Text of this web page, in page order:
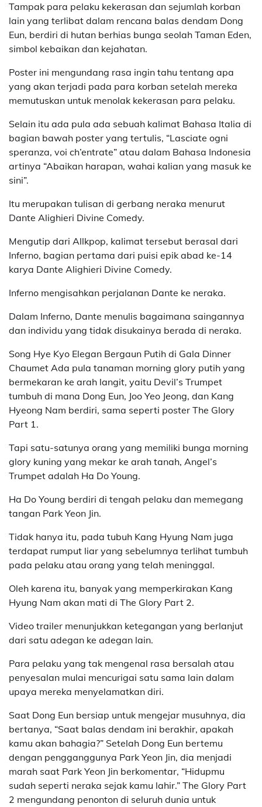
Tampak para pelaku kekerasan dan sejumlah korban
lain yang terlibat dalam rencana balas dendam Dong
Eun, berdiri di hutan berhias bunga seolah Taman Eden,
simbol kebaikan dan kejahatan.
Poster ini mengundang rasa ingin tahu tentang apa
yang akan terjadi pada para korban setelah mereka
memutuskan untuk menolak kekerasan para pelaku.
Selain itu ada pula ada sebuah kalimat Bahasa Italia di
bagian bawah poster yang tertulis, “Lasciate ogni
speranza, voi ch’entrate” atau dalam Bahasa Indonesia
artinya “Abaikan harapan, wahai kalian yang masuk ke
sini”.
Itu merupakan tulisan di gerbang neraka menurut
Dante Alighieri Divine Comedy.
Mengutip dari Allkpop, kalimat tersebut berasal dari
Inferno, bagian pertama dari puisi epik abad ke-14
karya Dante Alighieri Divine Comedy.
Inferno mengisahkan perjalanan Dante ke neraka.
Dalam Inferno, Dante menulis bagaimana saingannya
dan individu yang tidak disukainya berada di neraka.
Song Hye Kyo Elegan Bergaun Putih di Gala Dinner
Chaumet Ada pula tanaman morning glory putih yang
bermekaran ke arah langit, yaitu Devil’s Trumpet
tumbuh di mana Dong Eun, Joo Yeo Jeong, dan Kang
Hyeong Nam berdiri, sama seperti poster The Glory
Part 1.
Tapi satu-satunya orang yang memiliki bunga morning
glory kuning yang mekar ke arah tanah, Angel’s
Trumpet adalah Ha Do Young.
Ha Do Young berdiri di tengah pelaku dan memegang
tangan Park Yeon Jin.
Tidak hanya itu, pada tubuh Kang Hyung Nam juga
terdapat rumput liar yang sebelumnya terlihat tumbuh
pada pelaku atau orang yang telah meninggal.
Oleh karena itu, banyak yang memperkirakan Kang
Hyung Nam akan mati di The Glory Part 2.
Video trailer menunjukkan ketegangan yang berlanjut
dari satu adegan ke adegan lain.
Para pelaku yang tak mengenal rasa bersalah atau
penyesalan mulai mencurigai satu sama lain dalam
upaya mereka menyelamatkan diri.
Saat Dong Eun bersiap untuk mengejar musuhnya, dia
bertanya, “Saat balas dendam ini berakhir, apakah
kamu akan bahagia?” Setelah Dong Eun bertemu
dengan pengganggunya Park Yeon Jin, dia menjadi
marah saat Park Yeon Jin berkomentar, “Hidupmu
sudah seperti neraka sejak kamu lahir.” The Glory Part
2 mengundang penonton di seluruh dunia untuk